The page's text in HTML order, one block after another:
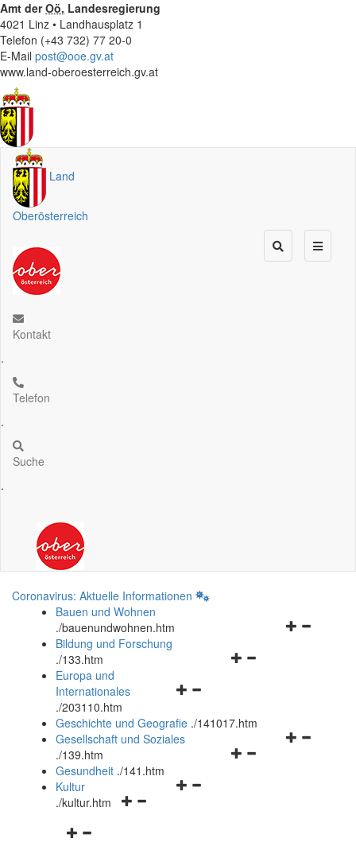
Amt derOö. Landesregierung
4021 Linz • Landhausplatz 1
Telefon (+43 732) 77 20-0
E-Mail post@ooe.gv.at
www.land-oberoesterreich.gv.at
Land
Oberösterreich
Kontakt
.
Telefon
.
Suche
.
Coronavirus: Aktuelle Informationen
Bauen und Wohnen
./bauenundwohnen.htm
Navigationsmenü
Bildung und Forschung
./133.htm
Navigationsmenü
und
schließen
Europa und
Internationales
./203110.htm
Geschichte und Geografie ./141017.htm
Navigationsmenü
Gesellschaft und Soziales
./139.htm
Navigationsmenü
Gesundheit ./141.htm
Navigationsmenü
Kultur
./kultur.htm
Navigationsmenü